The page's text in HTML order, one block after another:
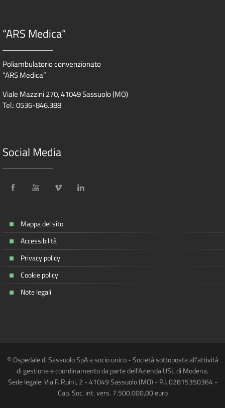
“ARS Medica”
Poliambulatorio convenzionato
“ARS Medica”
Viale Mazzini 270, 41049 Sassuolo (MO)
Tel.: 0536-846.388
Social Media
Mappa del sito
Accessibilità
Privacy policy
Cookie policy
Note legali
© Ospedale di Sassuolo SpA a socio unico - Società sottoposta all'attività
di gestione e coordinamento da parte dell'Azienda USL di Modena.
Sede legale: Via F. Ruini, 2 - 41049 Sassuolo (MO) - P.I. 02815350364 -
Cap. Soc. int. vers. 7.500.000,00 euro